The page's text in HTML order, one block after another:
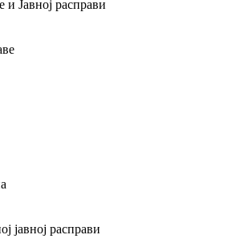
и Јавној расправи
јавној расправи